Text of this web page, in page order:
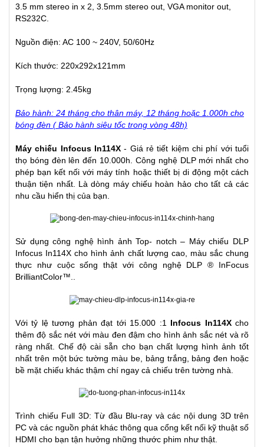
3.5 mm stereo in x 2, 3.5mm stereo out, VGA monitor out,
RS232C.
Nguồn điện: AC 100 ~ 240V, 50/60Hz
Kích thước: 220x292x121mm
Trọng lượng: 2.45kg
Bảo hành: 24 tháng cho thân máy, 12 tháng hoặc 1.000h cho
bóng đèn ( Bảo hành siêu tốc trong vòng 48h)
Máy chiếu Infocus In114X - Giá rẻ tiết kiệm chi phí với tuổi
thọ bóng đèn lên đến 10.000h. Công nghệ DLP mới nhất cho
phép bạn kết nối với máy tính hoặc thiết bị di động một cách
thuận tiện nhất. Là dòng máy chiếu hoàn hảo cho tất cả các
nhu cầu hiển thị của bạn.
Sử dụng công nghệ hình ảnh Top- notch – Máy chiếu DLP
Infocus In114X cho hình ảnh chất lượng cao, màu sắc chung
thực như cuộc sống thật với công nghệ DLP ® InFocus
BrilliantColor™..
Với tỷ lệ tương phản đạt tới 15.000 :1 Infocus In114Xcho
thêm độ sắc nét với màu đen đậm cho hình ảnh sắc nét và rõ
ràng nhất. Chế độ cài sẵn cho bạn chất lượng hình ảnh tốt
nhất trên một bức tường màu be, bảng trắng, bảng đen hoặc
bề mặt chiếu khác thậm chí ngay cả chiếu trên tường nhà.
Trình chiếu Full 3D: Từ đầu Blu-ray và các nội dung 3D trên
PC và các nguồn phát khác thông qua cổng kết nối kỹ thuật số
HDMI cho bạn tận hưởng những thước phim như thật.